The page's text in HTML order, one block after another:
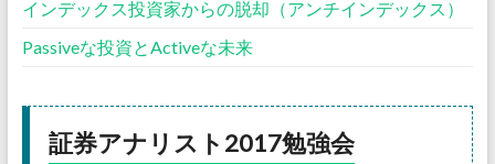
インデックス投資家からの脱却（アンチインデックス）
Passiveな投資とActiveな未来
証券アナリスト2017勉強会